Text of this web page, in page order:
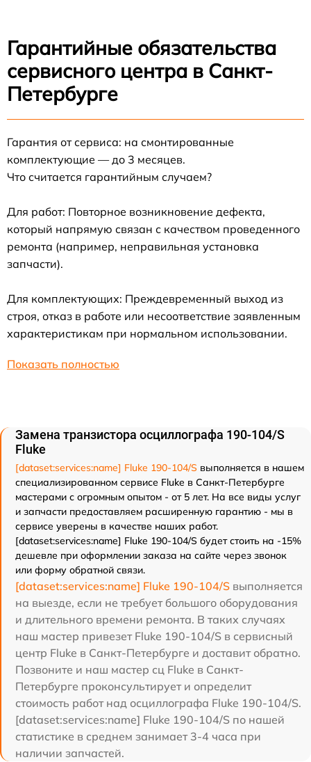
Гарантийные обязательства
сервисного центра в Санкт-
Петербурге
Гарантия от сервиса: на смонтированные
комплектующие — до 3 месяцев.
Что считается гарантийным случаем?
Для работ: Повторное возникновение дефекта,
который напрямую связан с качеством проведенного
ремонта (например, неправильная установка
запчасти).
Для комплектующих: Преждевременный выход из
строя, отказ в работе или несоответствие заявленным
характеристикам при нормальном использовании.
Показать полностью
Замена транзистора осциллографа 190-104/S
Fluke
[dataset:services:name] Fluke 190-104/S выполняется в нашем
специализированном сервисе Fluke в Санкт-Петербурге
мастерами с огромным опытом - от 5 лет. На все виды услуг
и запчасти предоставляем расширенную гарантию - мы в
сервисе уверены в качестве наших работ.
[dataset:services:name] Fluke 190-104/S будет стоить на -15%
дешевле при оформлении заказа на сайте через звонок
или форму обратной связи.
[dataset:services:name] Fluke 190-104/S выполняется
на выезде, если не требует большого оборудования
и длительного времени ремонта. В таких случаях
наш мастер привезет Fluke 190-104/S в сервисный
центр Fluke в Санкт-Петербурге и доставит обратно.
Позвоните и наш мастер сц Fluke в Санкт-
Петербурге проконсультирует и определит
стоимость работ над осциллографа Fluke 190-104/S.
[dataset:services:name] Fluke 190-104/S по нашей
статистике в среднем занимает 3-4 часа при
наличии запчастей.